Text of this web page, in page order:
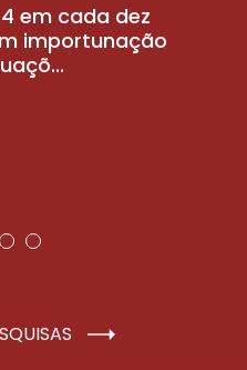
em cada dez
importunação